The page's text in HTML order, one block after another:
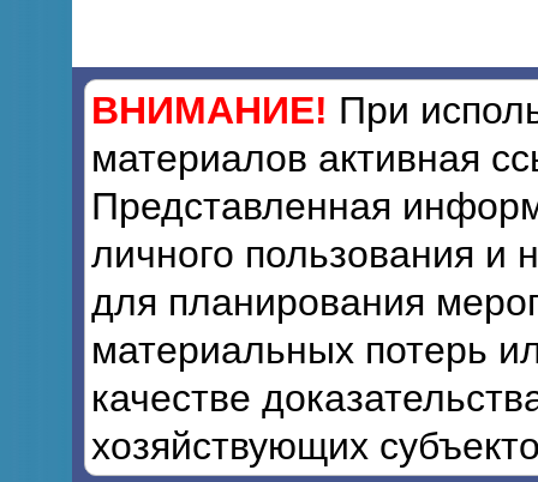
ВНИМАНИЕ! При
материалов активная
Представленная
личного пользования и
для планирования
материальных потерь
качестве
хозяйствующих